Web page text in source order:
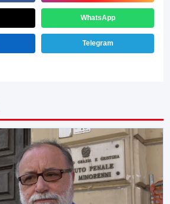
WhatsApp
Telegram